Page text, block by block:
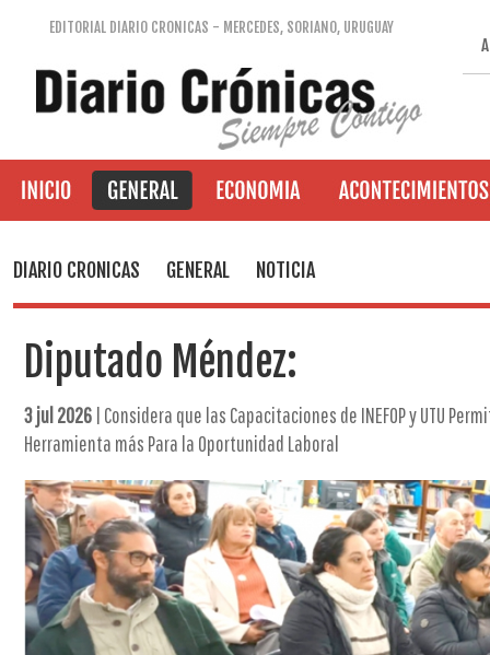
EDITORIAL DIARIO CRONICAS - MERCEDES, SORIANO, URUGUAY
DIARIO CRONICAS GENERAL NOTICIA
Diputado Méndez:
3 jul 2026 | Considera que las Capacitaciones de INEFOP y UTU
Herramienta más Para la Oportunidad Laboral